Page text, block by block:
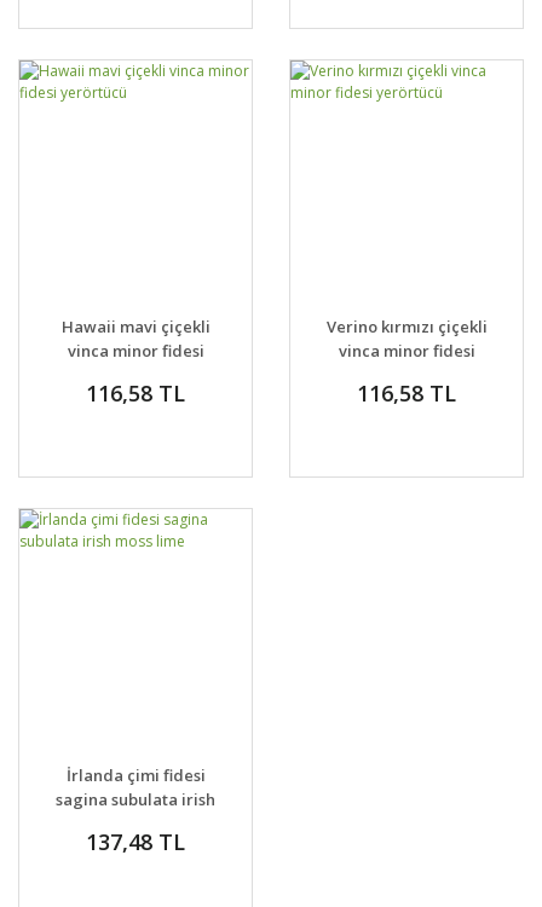
Hawaii mavi çiçekli
vinca minor fidesi
116,58 TL
Verino kırmızı çiçekli
vinca minor fidesi
116,58 TL
İrlanda çimi fidesi
sagina subulata irish
137,48 TL